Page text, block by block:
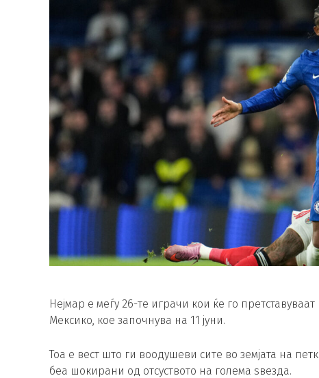
Нејмар е меѓу 26-те играчи кои ќе го
Мексико, кое започнува на 11 јуни.
Тоа е вест што ги воодушеви сите во земјата на
беа шокирани од отсуството на голема ѕвезда.